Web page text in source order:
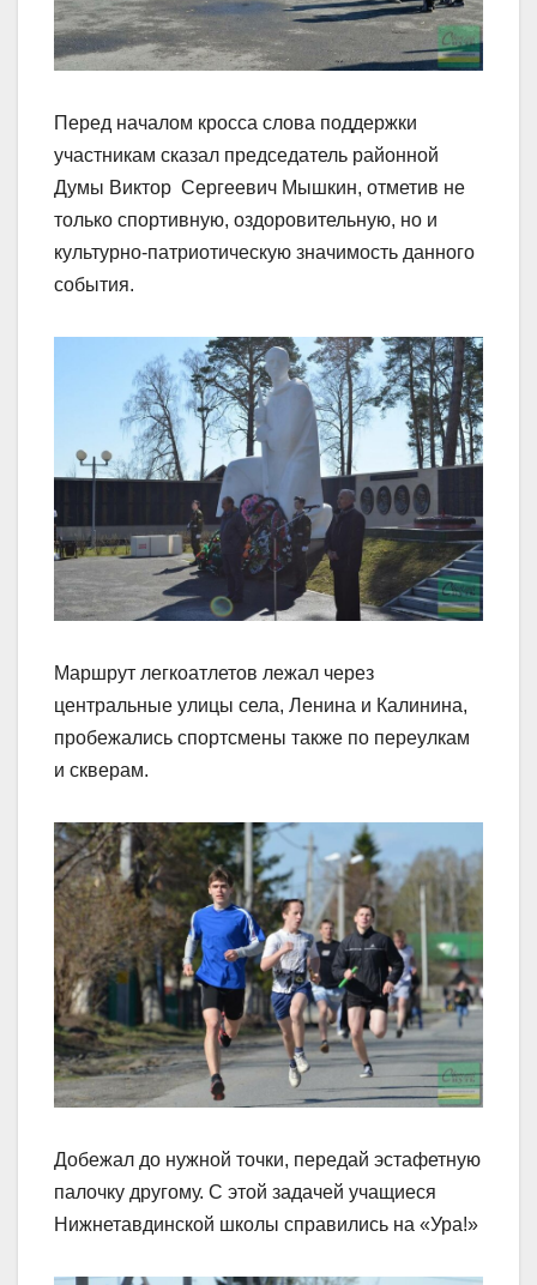
Перед началом кросса слова поддержки
участникам сказал председатель районной
Думы Виктор Сергеевич Мышкин, отметив не
только спортивную, оздоровительную, но и
культурно-патриотическую значимость данного
события.
Маршрут легкоатлетов лежал через
центральные улицы села, Ленина и Калинина,
пробежались спортсмены также по переулкам
и скверам.
Добежал до нужной точки, передай эстафетную
палочку другому. С этой задачей учащиеся
Нижнетавдинской школы справились на «Ура!»